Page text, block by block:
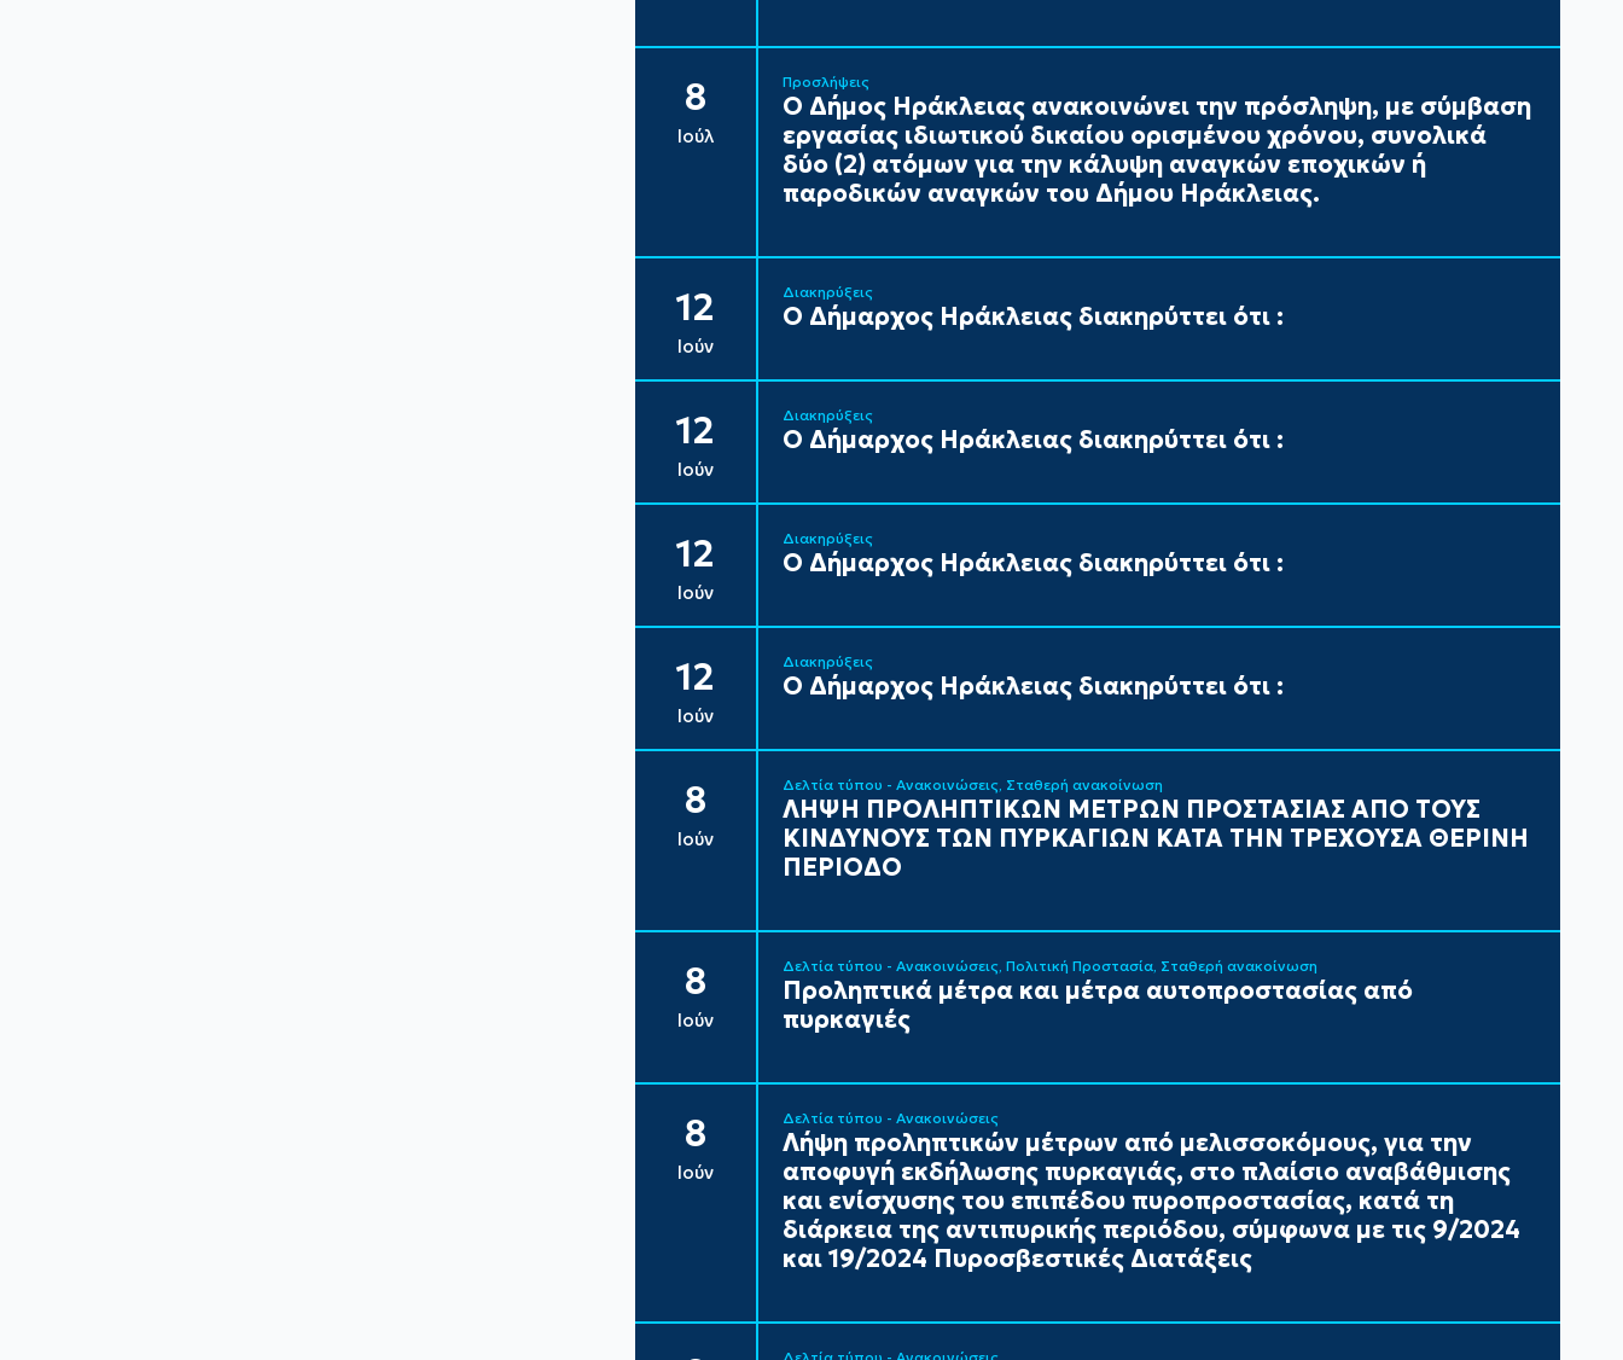
8
Ιούλ
Προσλήψεις
Ο Δήμος Ηράκλειας ανακοινώνει την πρόσληψη, με σύμβαση
εργασίας ιδιωτικού δικαίου ορισμένου χρόνου, συνολικά
δύο (2) ατόμων για την κάλυψη αναγκών εποχικών ή
παροδικών αναγκών του Δήμου Ηράκλειας.
12
Ιούν
Διακηρύξεις
Ο Δήμαρχος Ηράκλειας διακηρύττει ότι :
12
Ιούν
Διακηρύξεις
Ο Δήμαρχος Ηράκλειας διακηρύττει ότι :
12
Ιούν
Διακηρύξεις
Ο Δήμαρχος Ηράκλειας διακηρύττει ότι :
12
Ιούν
Διακηρύξεις
Ο Δήμαρχος Ηράκλειας διακηρύττει ότι :
8
Ιούν
Δελτία τύπου - Ανακοινώσεις Σταθερή ανακοίνωση
ΛΗΨΗ ΠΡΟΛΗΠΤΙΚΩΝ ΜΕΤΡΩΝ ΠΡΟΣΤΑΣΙΑΣ ΑΠΟ ΤΟΥΣ
ΚΙΝΔΥΝΟΥΣ ΤΩΝ ΠΥΡΚΑΓΙΩΝ ΚΑΤΑ ΤΗΝ ΤΡΕΧΟΥΣΑ ΘΕΡΙΝΗ
ΠΕΡΙΟΔΟ
8
Ιούν
Δελτία τύπου - Ανακοινώσεις Πολιτική Προστασία Σταθερή ανακοίνωση
Προληπτικά μέτρα και μέτρα αυτοπροστασίας από
πυρκαγιές
8
Ιούν
Δελτία τύπου - Ανακοινώσεις
Λήψη προληπτικών μέτρων από μελισσοκόμους, για την
αποφυγή εκδήλωσης πυρκαγιάς, στο πλαίσιο αναβάθμισης
και ενίσχυσης του επιπέδου πυροπροστασίας, κατά τη
διάρκεια της αντιπυρικής περιόδου, σύμφωνα με τις 9/2024
και 19/2024 Πυροσβεστικές Διατάξεις